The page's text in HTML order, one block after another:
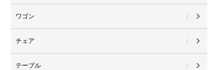
ワゴン
チェア
テーブル